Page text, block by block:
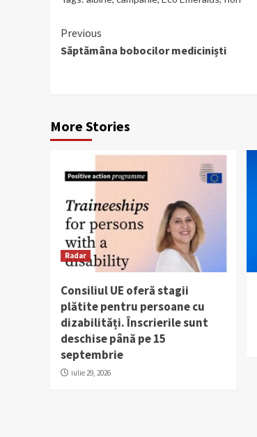
Continue
Reading
Previous
Săptămâna bobocilor mediciniști
More Stories
Radar
Consiliul UE oferă stagii
plătite pentru persoane cu
dizabilități. Înscrierile sunt
deschise până pe 15
septembrie
iulie 29, 2026